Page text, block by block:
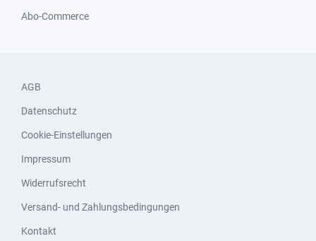
Abo-Commerce
AGB
Datenschutz
Cookie-Einstellungen
Impressum
Widerrufsrecht
Versand- und Zahlungsbedingungen
Kontakt